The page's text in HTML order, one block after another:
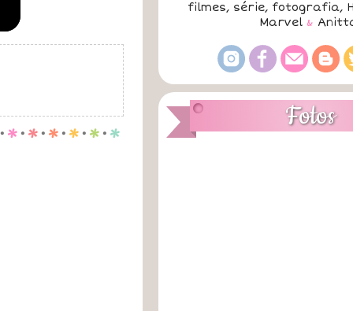
. p . p . p . p . p . p
filmes, série, fotografia,
Marvel &
Fotos